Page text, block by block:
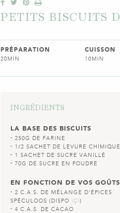
PETITS BISCUITS
PRÉPARATION
20MIN
CUISSON
10MIN
INGRÉDIENTS
LA BASE DES BISCUITS
250G DE FARINE
1/2 SACHET DE LEVURE CHIMIQUE
1 SACHET DE SUCRE VANILLÉ
70G DE SUCRE EN POUDRE
EN FONCTION DE VOS GOÛTS
2 C.A.S. DE MÉLANGE D'ÉPICES
SPÉCULOOS (DISPO IÇI)
4 C.A.S. DE CACAO